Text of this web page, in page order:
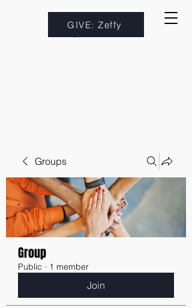
GIVE: Zeffy
Groups
Group
Public · 1 member
Join